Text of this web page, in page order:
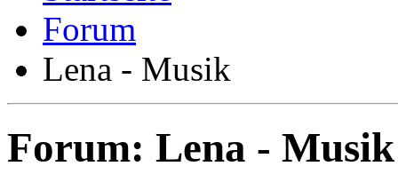
Forum
Lena - Musik
Forum: Lena - Musik